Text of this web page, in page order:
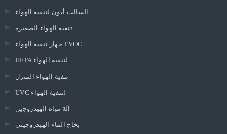
السالب أيون لتنقية الهواء
تنقية الهواء الصغيرة
جهاز تنقية الهواء TVOC
HEPA لتنقية الهواء
تنقية الهواء المنزل
UVC لتنقية الهواء
آلة مياه الهيدروجين
بخاخ الماء الهيدروجيني